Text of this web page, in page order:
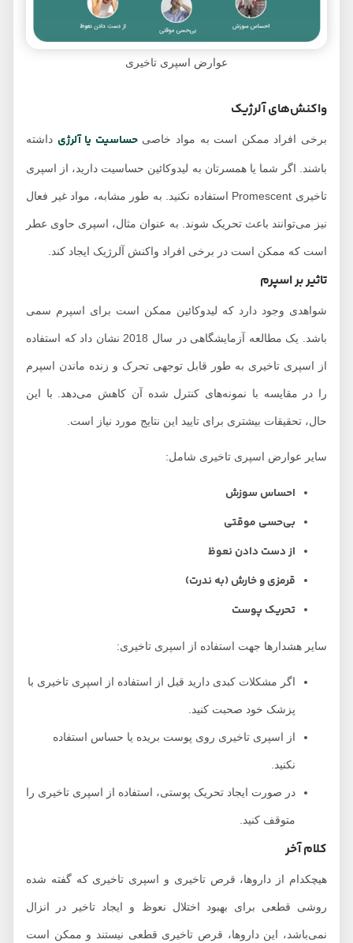
عوارض اسپری تاخیری
واکنش‌های آلرژیک
برخی افراد ممکن است به مواد خاصیحساسیت یا آلرژیداشته
باشند. اگر شما یا همسرتان به لیدوکائین حساسیت دارید، از اسپری
تاخیری Promescent استفاده نکنید. به طور مشابه، مواد غیر فعال
نیز می‌توانند باعث تحریک شوند. به عنوان مثال، اسپری حاوی عطر
است که ممکن است در برخی افراد واکنش آلرژیک ایجاد کند.
تاثیر بر اسپرم
شواهدی وجود دارد که لیدوکائین ممکن است برای اسپرم سمی
باشد. یک مطالعه آزمایشگاهی در سال 2018 نشان داد که استفاده
از اسپری تاخیری به طور قابل توجهی تحرک و زنده ماندن اسپرم
را در مقایسه با نمونه‌های کنترل شده آن کاهش می‌دهد. با این
حال، تحقیقات بیشتری برای تایید این نتایج مورد نیاز است.
سایر عوارض اسپری تاخیری شامل:
احساس سوزش
بی‌حسی موقتی
از دست دادن نعوظ
قرمزی و خارش (به ندرت)
تحریک پوست
سایر هشدارها جهت استفاده از اسپری تاخیری:
اگر مشکلات کبدی دارید قبل از استفاده از اسپری تاخیری با
پزشک خود صحبت کنید.
از اسپری تاخیری روی پوست بریده یا حساس استفاده
در صورت ایجاد تحریک پوستی، استفاده از اسپری تاخیری را
متوقف کنید.
کلام آخر
هیچکدام از داروها، قرص تاخیری و اسپری تاخیری که گفته شده
روشی قطعی برای بهبود اختلال نعوظ و ایجاد تاخیر در انزال
نمی‌باشد، این داروها، قرص تاخیری قطعی نیستند و ممکن است